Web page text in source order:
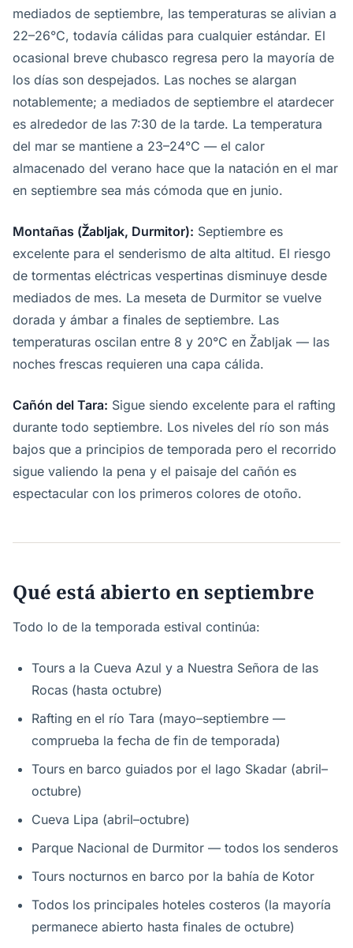
mediados de septiembre, las temperaturas se alivian a
22–26°C, todavía cálidas para cualquier estándar. El
ocasional breve chubasco regresa pero la mayoría de
los días son despejados. Las noches se alargan
notablemente; a mediados de septiembre el atardecer
es alrededor de las 7:30 de la tarde. La temperatura
del mar se mantiene a 23–24°C — el calor
almacenado del verano hace que la natación en el mar
en septiembre sea más cómoda que en junio.
Montañas (Žabljak, Durmitor): Septiembre es
excelente para el senderismo de alta altitud. El riesgo
de tormentas eléctricas vespertinas disminuye desde
mediados de mes. La meseta de Durmitor se vuelve
dorada y ámbar a finales de septiembre. Las
temperaturas oscilan entre 8 y 20°C en Žabljak — las
noches frescas requieren una capa cálida.
Cañón del Tara: Sigue siendo excelente para el rafting
durante todo septiembre. Los niveles del río son más
bajos que a principios de temporada pero el recorrido
sigue valiendo la pena y el paisaje del cañón es
espectacular con los primeros colores de otoño.
Qué está abierto en septiembre
Todo lo de la temporada estival continúa:
Tours a la Cueva Azul y a Nuestra Señora de las
Rocas (hasta octubre)
Rafting en el río Tara (mayo–septiembre —
comprueba la fecha de fin de temporada)
Tours en barco guiados por el lago Skadar (abril–
octubre)
Cueva Lipa (abril–octubre)
Parque Nacional de Durmitor — todos los senderos
Tours nocturnos en barco por la bahía de Kotor
Todos los principales hoteles costeros (la mayoría
permanece abierto hasta finales de octubre)